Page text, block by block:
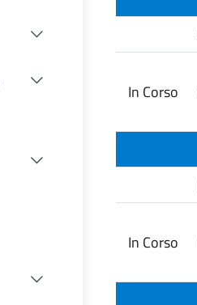
In Corso
In Corso